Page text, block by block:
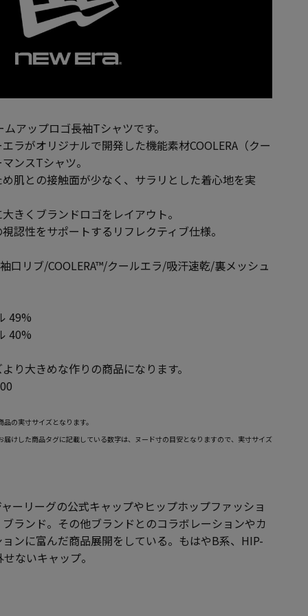
アップロゴ長袖Tシャツです。
ラがオリジナルで開発した機能素材COOLERA（クー
ンスTシャツ。
肌との接触面が少なく、サラリとした着心地を実
きくブランドロゴをレイアウト。
認性をサポートするリフレクティブ仕様。
口リブ/COOLERA™/クールエラ/吸汗速乾/裏メッシュ
49%
40%
り大きめな作りの商品になります。
の実寸サイズとなります。
けした商品タグに記載している数字は、ヌード寸の目安となりますので、実寸サイズ
ーリーグの公式キャップやヒップホップファッショ
ランド。その他ブランドとのコラボレーションやカ
ンに富んだ商品展開をしている。もはやB系、HIP-
ないキャップ。